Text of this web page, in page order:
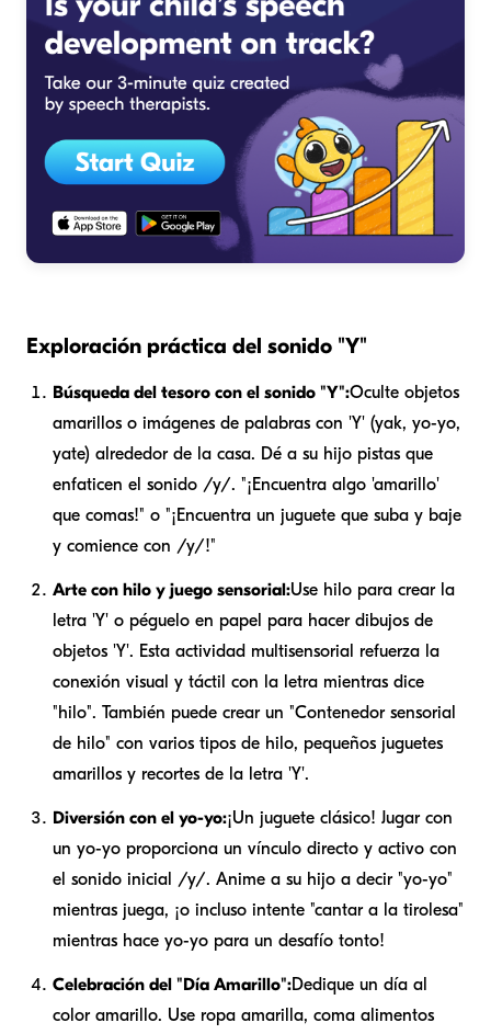
Exploración práctica del sonido "Y"
Búsqueda del tesoro con el sonido "Y":Oculte objetos
amarillos o imágenes de palabras con 'Y' (yak, yo-yo,
yate) alrededor de la casa. Dé a su hijo pistas que
enfaticen el sonido /y/. "¡Encuentra algo 'amarillo'
que comas!" o "¡Encuentra un juguete que suba y baje
y comience con /y/!"
Arte con hilo y juego sensorial:Use hilo para crear la
letra 'Y' o péguelo en papel para hacer dibujos de
objetos 'Y'. Esta actividad multisensorial refuerza la
conexión visual y táctil con la letra mientras dice
"hilo". También puede crear un "Contenedor sensorial
de hilo" con varios tipos de hilo, pequeños juguetes
amarillos y recortes de la letra 'Y'.
Diversión con el yo-yo:¡Un juguete clásico! Jugar con
un yo-yo proporciona un vínculo directo y activo con
el sonido inicial /y/. Anime a su hijo a decir "yo-yo"
mientras juega, ¡o incluso intente "cantar a la tirolesa"
mientras hace yo-yo para un desafío tonto!
Celebración del "Día Amarillo":Dedique un día al
color amarillo. Use ropa amarilla, coma alimentos